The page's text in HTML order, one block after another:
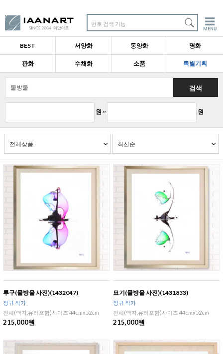
번호 검색 가능
BEST 서양화 동양화 명화
판화 수채화 소품 특별기획
원 ~ 원
검색
투구(물방울 사진)(1432047)
정규 작가
전체(액자,유리포함)사이즈 44cmx52cm
215,000원
묘기(물방울 사진)(1431833)
정규 작가
전체(액자,유리포함)사이즈 44cmx52cm
215,000원